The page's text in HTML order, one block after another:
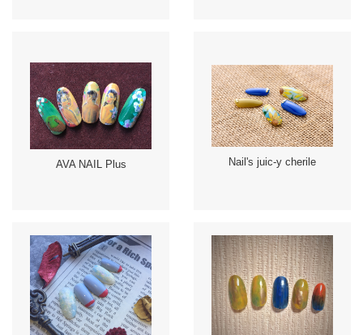
AVA NAIL Plus Nail's juic-y cherile